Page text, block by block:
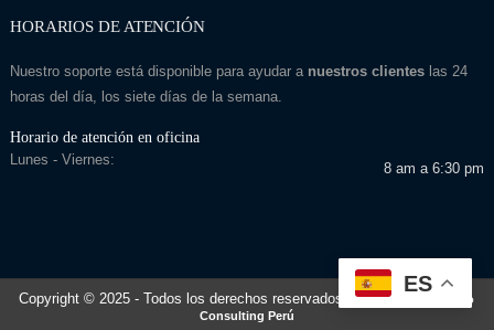
HORARIOS DE ATENCIÓN
Nuestro soporte está disponible para ayudar a nuestros clienteslas 24
horas del día, los siete días de la semana.
Horario de atención en oficina
Lunes - Viernes:
8 am a 6:30 pm
Copyright © 2025- Todos los derechos reservados
Desarrollado por: Seo
Consulting Perú
ES